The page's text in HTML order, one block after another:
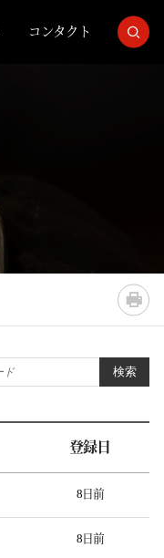
コンタクト
検索
登録日
8日前
8日前